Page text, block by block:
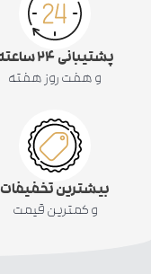
پشتیبانی ۲۴ ساعته
و هفت روز هفته
بیشترین تخفیفات
و کمترین قیمت